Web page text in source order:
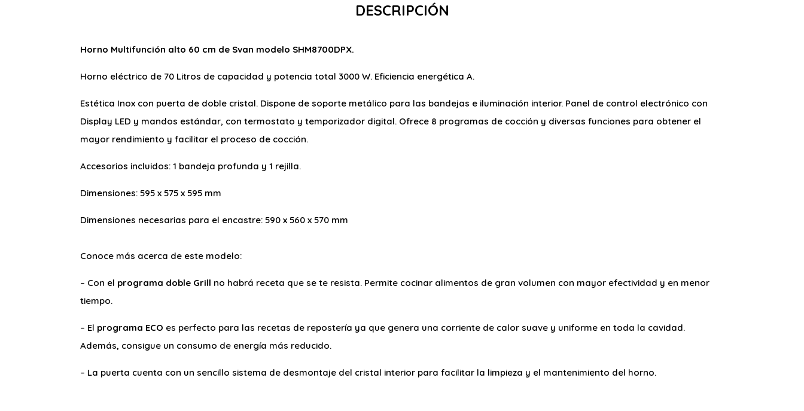
DESCRIPCIÓN
Horno Multifunción alto 60 cm de Svan modelo SHM8700DPX.
Horno eléctrico de 70 Litros de capacidad y potencia total 3000 W. Eficiencia energética A.
Estética Inox con puerta de doble cristal. Dispone de soporte metálico para las bandejas e iluminación interior. Panel de control electrónico con
Display LED y mandos estándar, con termostato y temporizador digital. Ofrece 8 programas de cocción y diversas funciones para obtener el
mayor rendimiento y facilitar el proceso de cocción.
Accesorios incluidos: 1 bandeja profunda y 1 rejilla.
Dimensiones: 595 x 575 x 595 mm
Dimensiones necesarias para el encastre: 590 x 560 x 570 mm
Conoce más acerca de este modelo:
– Con el programa doble Grill no habrá receta que se te resista. Permite cocinar alimentos de gran volumen con mayor efectividad y en menor
tiempo.
– El programa ECO es perfecto para las recetas de repostería ya que genera una corriente de calor suave y uniforme en toda la cavidad.
Además, consigue un consumo de energía más reducido.
– La puerta cuenta con un sencillo sistema de desmontaje del cristal interior para facilitar la limpieza y el mantenimiento del horno.